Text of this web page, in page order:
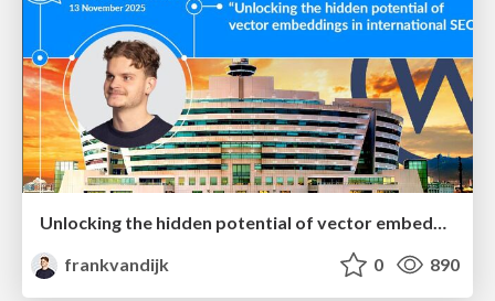
Unlocking the hidden potential of vector embeddings in international SEO
frankvandijk
0 890